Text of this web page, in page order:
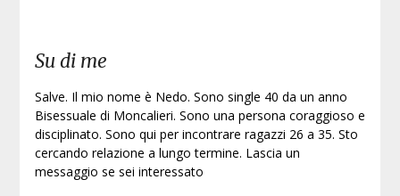
Su di me
Salve. Il mio nome è Nedo. Sono single 40 da un anno
Bisessuale di Moncalieri. Sono una persona coraggioso e
disciplinato. Sono qui per incontrare ragazzi 26 a 35. Sto
cercando relazione a lungo termine. Lascia un
messaggio se sei interessato